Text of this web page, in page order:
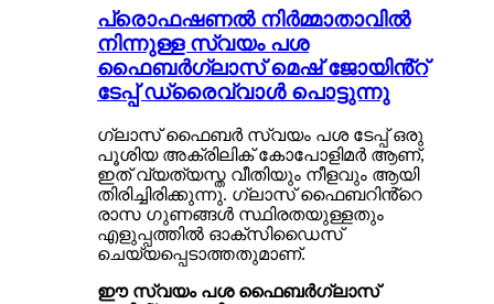
പ്രൊഫഷണൽ നിർമ്മാതാവിൽ
നിന്നുള്ള സ്വയം പശ
ഫൈബർഗ്ലാസ് മെഷ് ജോയിൻ്റ്
ടേപ്പ് ഡ്രൈവ്‌വാൾ പൊട്ടുന്നു
ഗ്ലാസ് ഫൈബർ സ്വയം പശ ടേപ്പ് ഒരു
പൂശിയ അക്രിലിക് കോപോളിമർ ആണ്,
ഇത് വ്യത്യസ്ത വീതിയും നീളവും ആയി
തിരിച്ചിരിക്കുന്നു. ഗ്ലാസ് ഫൈബറിൻ്റെ
രാസ ഗുണങ്ങൾ സ്ഥിരതയുള്ളതും
എളുപ്പത്തിൽ ഓക്സിഡൈസ്
ചെയ്യപ്പെടാത്തതുമാണ്.
ഈ സ്വയം പശ ഫൈബർഗ്ലാസ്